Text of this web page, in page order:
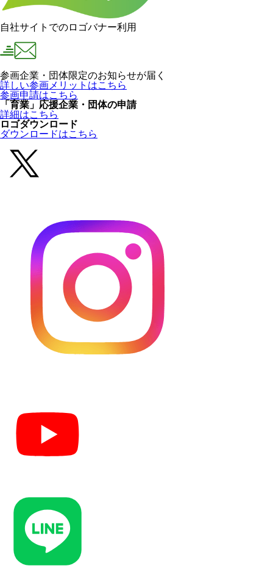
自社サイトでのロゴバナー利用
参画企業・団体限定のお知らせが届く
詳しい参画メリットはこちら
参画申請はこちら
「育業」応援企業・団体の申請
詳細はこちら
ロゴダウンロード
ダウンロードはこちら